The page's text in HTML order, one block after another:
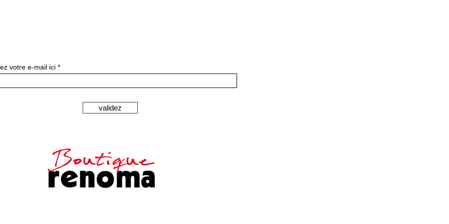
votre e-mail ici
validez